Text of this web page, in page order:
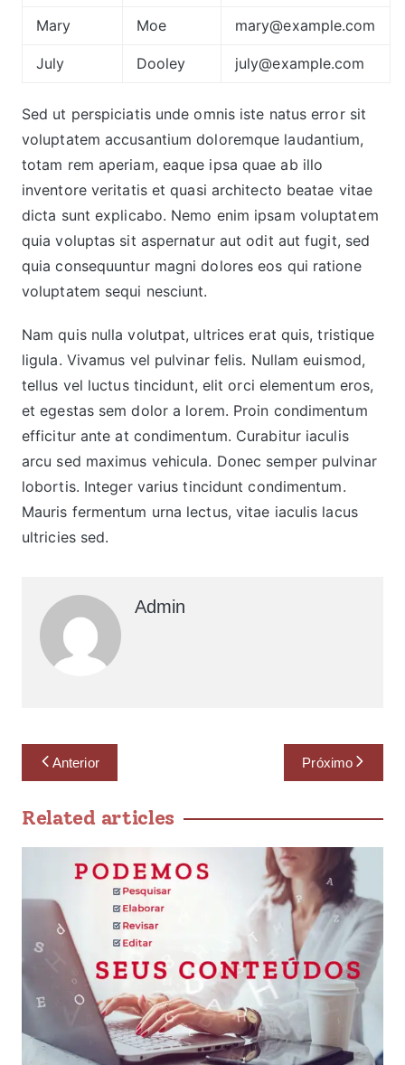
Mary Moe mary@example.com
July Dooley july@example.com
Sed ut perspiciatis unde omnis iste natus error sit
voluptatem accusantium doloremque laudantium,
totam rem aperiam, eaque ipsa quae ab illo
inventore veritatis et quasi architecto beatae vitae
dicta sunt explicabo. Nemo enim ipsam voluptatem
quia voluptas sit aspernatur aut odit aut fugit, sed
quia consequuntur magni dolores eos qui ratione
voluptatem sequi nesciunt.
Nam quis nulla volutpat, ultrices erat quis, tristique
ligula. Vivamus vel pulvinar felis. Nullam euismod,
tellus vel luctus tincidunt, elit orci elementum eros,
et egestas sem dolor a lorem. Proin condimentum
efficitur ante at condimentum. Curabitur iaculis
arcu sed maximus vehicula. Donec semper pulvinar
lobortis. Integer varius tincidunt condimentum.
Mauris fermentum urna lectus, vitae iaculis lacus
ultricies sed.
Admin
Anterior Próximo
Related articles